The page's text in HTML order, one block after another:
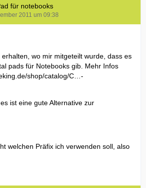
für notebooks
2011 um 09:38
wo mir mitgeteilt wurde, dass es
pads für Notebooks gib. Mehr Infos
shop/catalog/C…-
ist eine gute Alternative zur
welchen Präfix ich verwenden soll, also